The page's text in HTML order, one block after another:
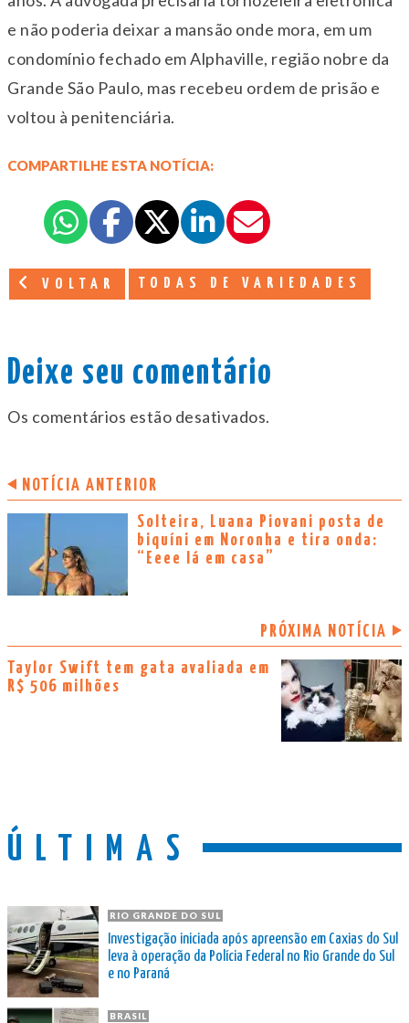
e não poderia deixar a mansão onde mora, em um
condomínio fechado em Alphaville, região nobre da
Grande São Paulo, mas recebeu ordem de prisão e
voltou à penitenciária.
COMPARTILHE ESTA NOTÍCIA:
VOLTAR TODAS DE VARIEDADES
Deixe seu comentário
Os comentários estão desativados.
NOTÍCIA ANTERIOR
Solteira, Luana Piovani posta de
biquíni em Noronha e tira onda:
“Eeee lá em casa”
PRÓXIMA NOTÍCIA
Taylor Swift tem gata avaliada em
R$ 506 milhões
ÚLTIMAS
RIO GRANDE DO SUL
Investigação iniciada após apreensão em Caxias do Sul
leva à operação da Polícia Federal no Rio Grande do Sul
e no Paraná
BRASIL